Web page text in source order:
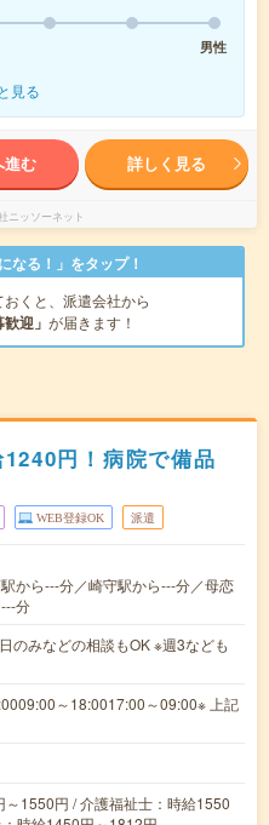
男性
見る
進む 詳しく見る
ニッソーネット
る！」をタップ！
おくと、派遣会社から
歓迎」 が届きます！
1240円！病院で備品
WEB登録OK 派遣
から---分／崎守駅から---分／母恋
分
のみなどの相談もOK ※週3なども
～18:0017:00～09:00※ 上記
1550円 / 介護福祉士：時給1550